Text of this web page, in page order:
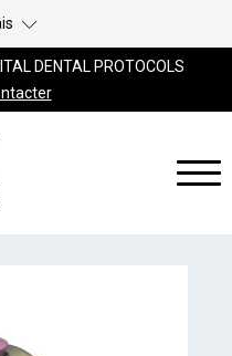
DENTAL PROTOCOLS